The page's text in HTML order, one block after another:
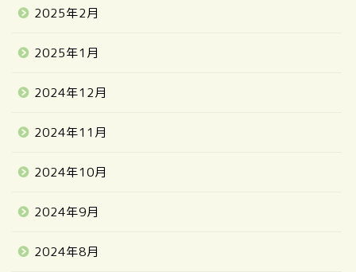
2025年2月
2025年1月
2024年12月
2024年11月
2024年10月
2024年9月
2024年8月